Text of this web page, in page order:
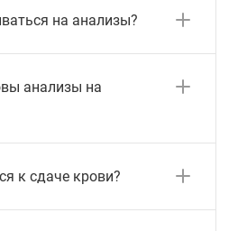
на анализы?
анализы на
к сдаче крови?